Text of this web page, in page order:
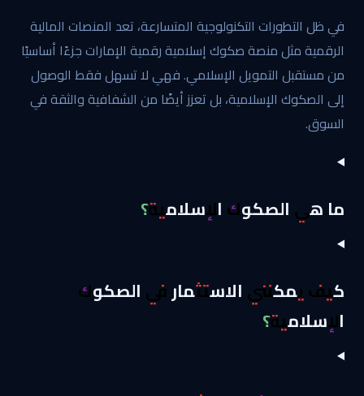
في ظل التطورات التكنولوجية المتسارعة، تعد المنصات المالية
الرقمية مثل منصة صكوك إسلامية رقمية الإمارات جزءًا أساسيًا
من مستقبل التمويل الإسلامي. فهي لا تسهل فقط الوصول
إلى الصكوك الإسلامية، بل تعزز أيضًا من الشفافية والثقة في
السوق.
ما هي الصكوك الإسلامية؟
كيف يمكنني الاستثمار في الصكوك
الإسلامية؟